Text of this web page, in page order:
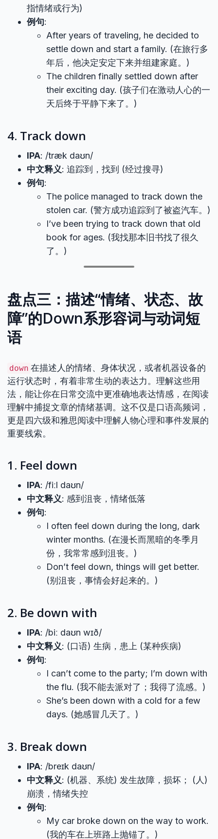
指情绪或行为)
例句:
After years of traveling, he decided to
settle down and start a family. (在旅行多
年后，他决定安定下来并组建家庭。)
The children finally settled down after
their exciting day. (孩子们在激动人心的一
天后终于平静下来了。)
4. Track down
IPA: /træk daʊn/
中文释义: 追踪到，找到 (经过搜寻)
例句:
The police managed to track down the
stolen car. (警方成功追踪到了被盗汽车。)
I’ve been trying to track down that old
book for ages. (我找那本旧书找了很久
了。)
盘点三：描述“情绪、状态、故
障”的Down系形容词与动词短
语
down 在描述人的情绪、身体状况，或者机器设备的
运行状态时，有着非常生动的表达力。理解这些用
法，能让你在日常交流中更准确地表达情感，在阅读
理解中捕捉文章的情绪基调。这不仅是口语高频词，
更是四六级和雅思阅读中理解人物心理和事件发展的
重要线索。
1. Feel down
IPA: /fiːl daʊn/
中文释义: 感到沮丧，情绪低落
例句:
I often feel down during the long, dark
winter months. (在漫长而黑暗的冬季月
份，我常常感到沮丧。)
Don’t feel down, things will get better.
(别沮丧，事情会好起来的。)
2. Be down with
IPA: /biː daʊn wɪð/
中文释义: (口语) 生病，患上 (某种疾病)
例句:
I can’t come to the party; I’m down with
the flu. (我不能去派对了；我得了流感。)
She’s been down with a cold for a few
days. (她感冒几天了。)
3. Break down
IPA: /breɪk daʊn/
中文释义: (机器、系统) 发生故障，损坏； (人)
崩溃，情绪失控
例句:
My car broke down on the way to work.
(我的车在上班路上抛锚了。)